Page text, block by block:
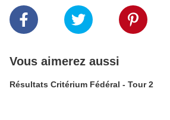
Vous aimerez aussi
Résultats Critérium Fédéral - Tour 2